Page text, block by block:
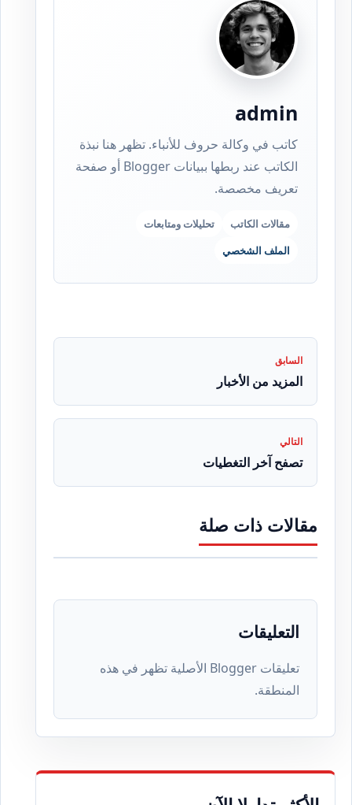
admin
كاتب في وكالة حروف للأنباء. تظهر هنا نبذة
الكاتب عند ربطها ببيانات Blogger أو صفحة
تعريف مخصصة.
مقالات الكاتب
تحليلات ومتابعات
الملف الشخصي
السابق
المزيد من الأخبار
التالي
تصفح آخر التغطيات
مقالات ذات صلة
التعليقات
تعليقات Blogger الأصلية تظهر في هذه
المنطقة.